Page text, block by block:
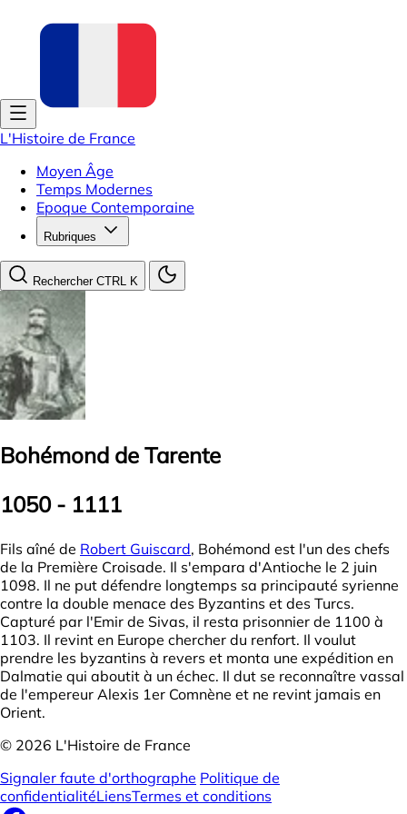
L'Histoire de France
Moyen Âge
Temps Modernes
Epoque Contemporaine
Rubriques
Rechercher CTRL K
Bohémond de Tarente
1050 - 1111
Fils aîné de Robert Guiscard, Bohémond est l'un des chefs
de la Première Croisade. Il s'empara d'Antioche le 2 juin
1098. Il ne put défendre longtemps sa principauté syrienne
contre la double menace des Byzantins et des Turcs.
Capturé par l'Emir de Sivas, il resta prisonnier de 1100 à
1103. Il revint en Europe chercher du renfort. Il voulut
prendre les byzantins à revers et monta une expédition en
Dalmatie qui aboutit à un échec. Il dut se reconnaître vassal
de l'empereur Alexis 1er Comnène et ne revint jamais en
Orient.
© 2026 L'Histoire de France
Signaler faute d'orthographe Politique de
confidentialitéLiensTermes et conditions